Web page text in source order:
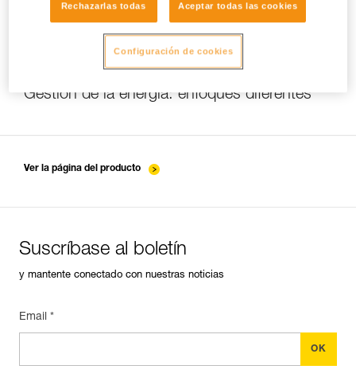
Gestión de la energía: enfoques diferentes
Ver la página del producto
Suscríbase al boletín
y mantente conectado con nuestras noticias
Email *
Rechazarlas todas Aceptar todas las cookies
Configuración de cookies